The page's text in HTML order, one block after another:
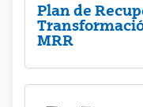
Plan de
MRR